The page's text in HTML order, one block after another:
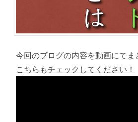
今回のブログの内容を動画にて
こちらもチェックしてください！